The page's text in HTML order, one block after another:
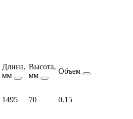
Длина,
мм
Высота,
мм
Объем
1495 70 0.15